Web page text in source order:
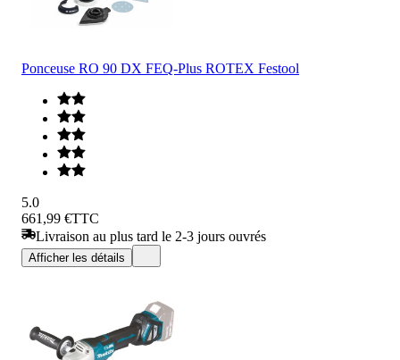
Ponceuse RO 90 DX FEQ-Plus ROTEX Festool
5.0
661,99 €TTC
Livraison au plus tard le 2-3 jours ouvrés
Afficher les détails